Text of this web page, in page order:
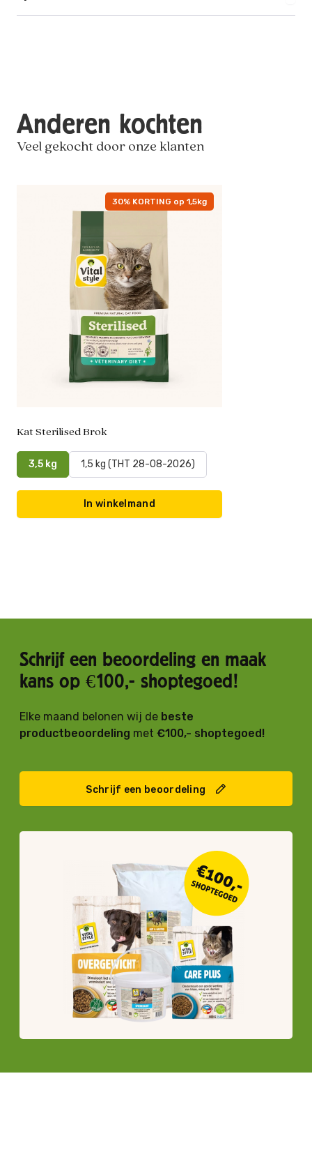
Anderen kochten
Veel gekocht door onze klanten
30% KORTING op 1,5kg
Kat Sterilised Brok
3,5 kg 1,5 kg (THT 28-08-2026)
In winkelmand
Schrijf een beoordeling en maak
kans op €100,- shoptegoed!
Elke maand belonen wij de beste
productbeoordeling met €100,- shoptegoed!
Schrijf een beoordeling